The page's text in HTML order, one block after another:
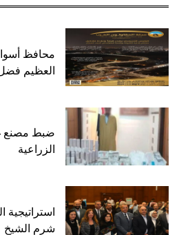
محافظ
العظيم
ضبط مصنع
الزراعية
استراتيجية
شرم الشيخ